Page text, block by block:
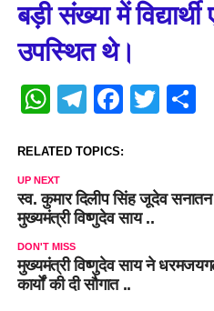
बड़ी संख्या में
उपस्थित थे।
WhatsApp
Telegram
RELATED TOPICS:
UP NEXT
स्व. कुमार दिलीप सिंह जूदेव
मुख्यमंत्री विष्णुदेव साय ..
DON'T MISS
मुख्यमंत्री विष्णुदेव साय ने
कार्यों की दी सौगात ..